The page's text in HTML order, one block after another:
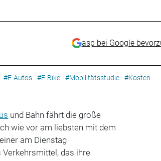
asp bei Google
#E-Autos #E-Bike #Mobilitätsstudie
#Kosten
und Bahn fährt die große
wie vor am liebsten mit dem
am Dienstag
das ihre